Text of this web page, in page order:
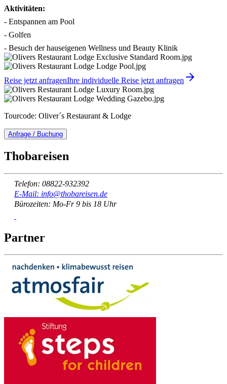
Aktivitäten:
- Entspannen am Pool
- Golfen
- Besuch der hauseigenen Wellness und Beauty Klinik
Reise jetzt anfragenIhre individuelle Reise jetzt anfragen
Tourcode: Oliver´s Restaurant & Lodge
Anfrage / Buchung
Thobareisen
Telefon: 08822-932392
E-Mail: info@thobareisen.de
Bürozeiten: Mo-Fr 9 bis 18 Uhr
Partner